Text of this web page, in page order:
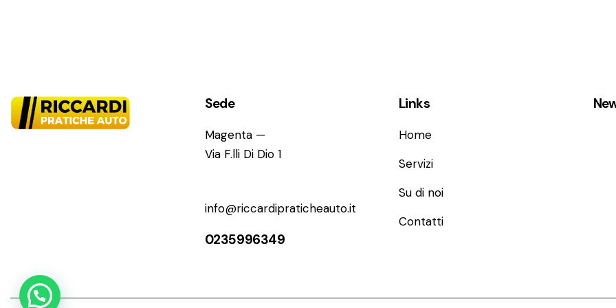
Sede
Magenta —
Via F.lli Di Dio 1
info@riccardipraticheauto.it
0235996349
Links
Home
Servizi
Su di noi
Contatti